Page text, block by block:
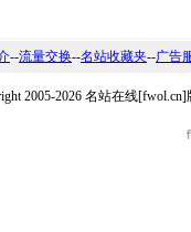
--流量交换--名站收藏夹--广告
2005-2026 名站在线